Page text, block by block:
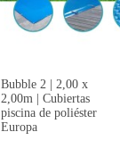
Bubble 2 | 2,00 x
2,00m | Cubiertas
piscina de poliéster
Europa